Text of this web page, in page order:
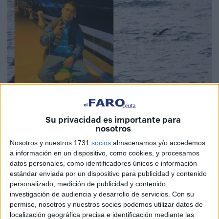
Su privacidad es importante para
nosotros
Nosotros y nuestros 1731 socios almacenamos y/o accedemos
a información en un dispositivo, como cookies, y procesamos
datos personales, como identificadores únicos e información
estándar enviada por un dispositivo para publicidad y contenido
personalizado, medición de publicidad y contenido,
investigación de audiencia y desarrollo de servicios. Con su
permiso, nosotros y nuestros socios podemos utilizar datos de
localización geográfica precisa e identificación mediante las
Imagen cedida / archivo
Mohamed El Sabti es un marroquí de 22 años
desaparecidodesde la noche del jueves cuando, a nado,
intentaba llegar deCastillejos (Fnideq)a Ceuta junto a
otros jóvenes que rondan edad.